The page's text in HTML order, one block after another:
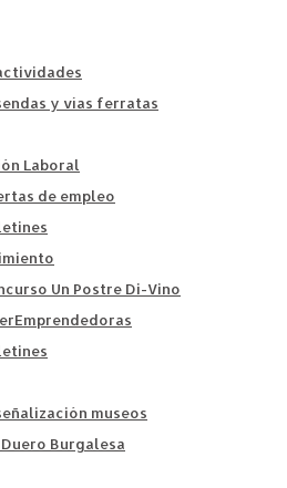
y vías ferratas
Laboral
de empleo
Un Postre Di-Vino
museos
Burgalesa